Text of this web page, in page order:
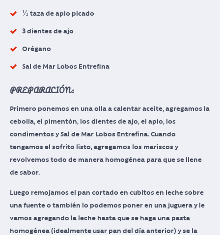
⅓ taza de apio picado
3 dientes de ajo
Orégano
Sal de Mar Lobos Entrefina
PREPARACIÓN:
Primero ponemos en una olla a calentar aceite, agregamos la
cebolla, el pimentón, los dientes de ajo, el apio, los
condimentos y Sal de Mar Lobos Entrefina. Cuando
tengamos el sofrito listo, agregamos los mariscos y
revolvemos todo de manera homogénea para que se llene
de sabor.
Luego remojamos el pan cortado en cubitos en leche sobre
una fuente o también lo podemos poner en una juguera y le
vamos agregando la leche hasta que se haga una pasta
homogénea (idealmente usar pan del día anterior) y se la